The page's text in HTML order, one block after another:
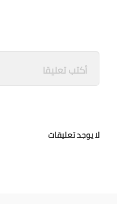
لا يوجد تعليقات